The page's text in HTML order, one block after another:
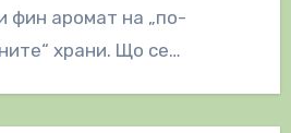
фин аромат на „по-
храни. Що се…